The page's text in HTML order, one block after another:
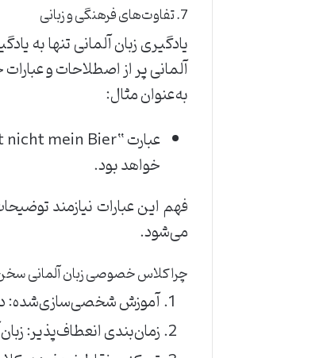
7. تفاوت‌های فرهنگی و زبانی
یادگیری زبان آلمانی تنها به
آلمانی پر از اصطلاحات و
به‌عنوان مثال:
خواهد بود.
فهم این عبارات نیازمند
می‌شود.
چرا کلاس خصوصی زبان آلمانی
آموزش شخصی‌سازی‌شده: در
زمان‌بندی انعطاف‌پذیر: